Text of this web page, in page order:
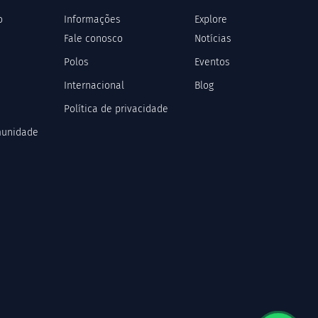
Informações
Fale conosco
Polos
Internacional
Política de privacidade
Explore
Notícias
Eventos
Blog